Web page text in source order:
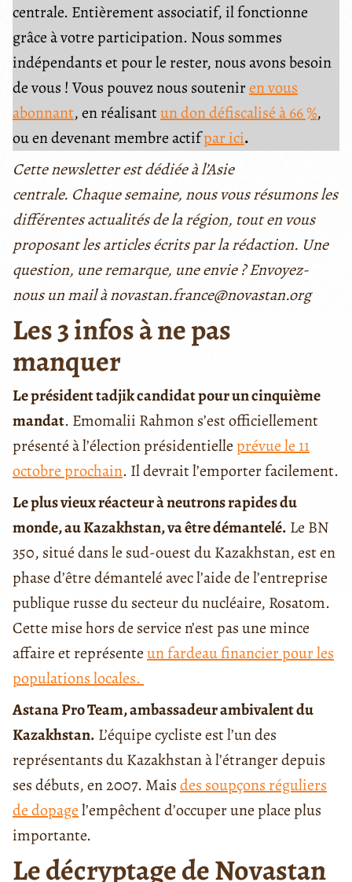
centrale. Entièrement associatif, il fonctionne
grâce à votre participation. Nous sommes
indépendants et pour le rester, nous avons besoin
de vous ! Vous pouvez nous souteniren vous
abonnant, en réalisantun don défiscalisé à 66 %,
ou en devenant membre actifpar ici.
Cette newsletter est dédiée à l’Asie
centrale. Chaque semaine, nous vous résumons les
différentes actualités de la région, tout en vous
proposant les articles écrits par la rédaction. Une
question, une remarque, une envie ? Envoyez-
nous un mail à novastan.france@novastan.org
Les 3 infos à ne pas
manquer
Le président tadjik candidat pour un cinquième
mandat. Emomalii Rahmon s’est officiellement
présenté à l’élection présidentielleprévue le 11
octobre prochain. Il devrait l’emporter facilement.
Le plus vieux réacteur à neutrons rapides du
monde, au Kazakhstan, va être démantelé. Le BN
350, situé dans le sud-ouest du Kazakhstan, est en
phase d’être démantelé avec l’aide de l’entreprise
publique russe du secteur du nucléaire, Rosatom.
Cette mise hors de service n’est pas une mince
affaire et représenteun fardeau financier pour les
populations locales.
Astana Pro Team, ambassadeur ambivalent du
Kazakhstan. L’équipe cycliste est l’un des
représentants du Kazakhstan à l’étranger depuis
ses débuts, en 2007. Maisdes soupçons réguliers
de dopagel’empêchent d’occuper une place plus
importante.
Le décryptage de Novastan